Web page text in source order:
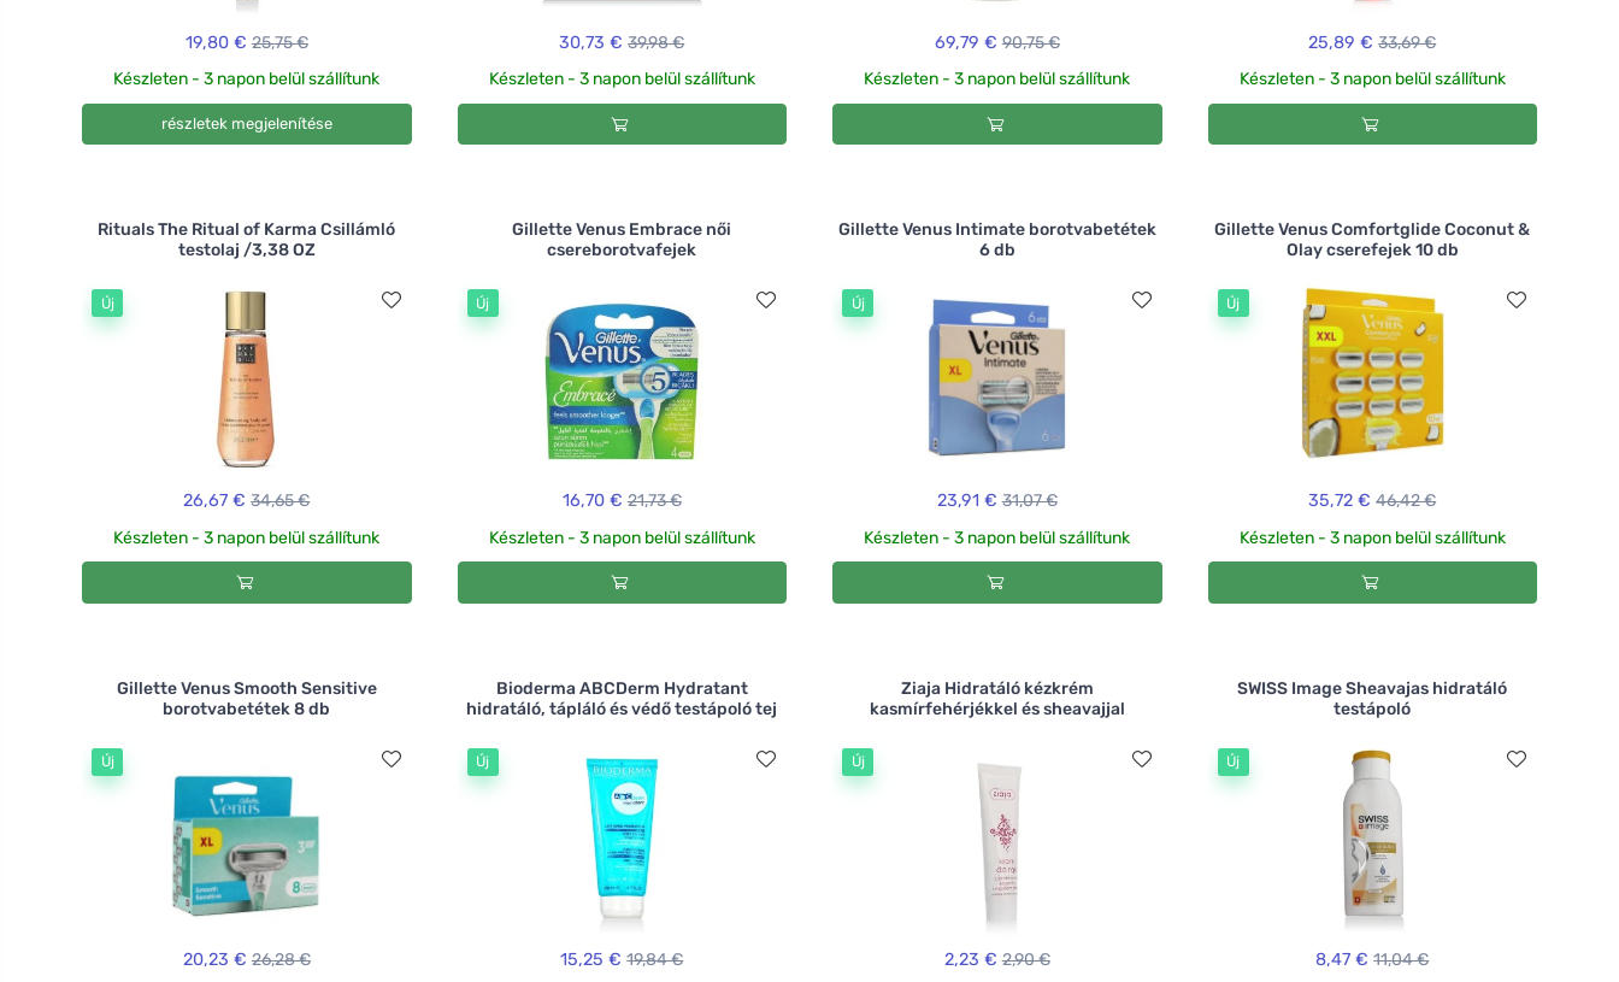
19,80 € 25,75 €
Készleten - 3 napon belül szállítunk
részletek megjelenítése
30,73 € 39,98 €
Készleten - 3 napon belül szállítunk
69,79 € 90,75 €
Készleten - 3 napon belül szállítunk
25,89 € 33,69 €
Készleten - 3 napon belül szállítunk
Rituals The Ritual of Karma Csillámló
testolaj /3,38 OZ
Új
26,67 € 34,65 €
Készleten - 3 napon belül szállítunk
Gillette Venus Embrace női
csereborotvafejek
Új
16,70 € 21,73 €
Készleten - 3 napon belül szállítunk
Gillette Venus Intimate borotvabetétek
6 db
Új
23,91 € 31,07 €
Készleten - 3 napon belül szállítunk
Gillette Venus Comfortglide Coconut &
Olay cserefejek 10 db
Új
35,72 € 46,42 €
Készleten - 3 napon belül szállítunk
Gillette Venus Smooth Sensitive
borotvabetétek 8 db
Új
20,23 € 26,28 €
Bioderma ABCDerm Hydratant
hidratáló, tápláló és védő testápoló tej
Új
15,25 € 19,84 €
Ziaja Hidratáló kézkrém
kasmírfehérjékkel és sheavajjal
Új
2,23 € 2,90 €
SWISS Image Sheavajas hidratáló
testápoló
Új
8,47 € 11,04 €